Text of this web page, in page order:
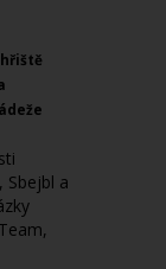
Sbejbl a